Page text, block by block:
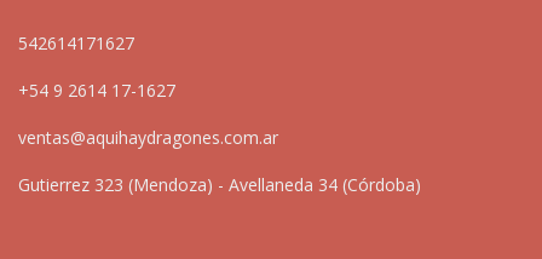
542614171627
+54 9 2614 17-1627
ventas@aquihaydragones.com.ar
Gutierrez 323 (Mendoza) - Avellaneda 34 (Córdoba)